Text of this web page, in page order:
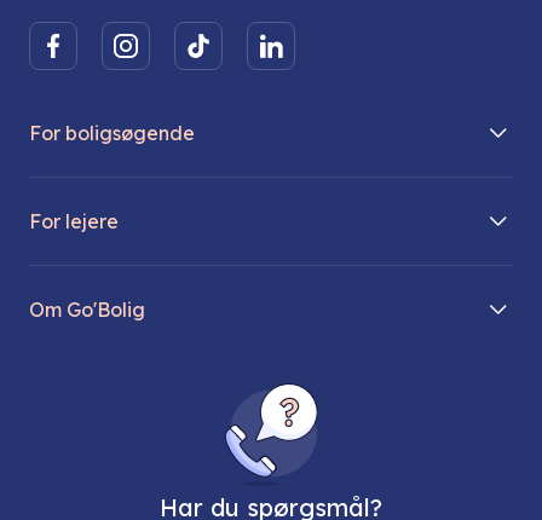
For boligsøgende
For lejere
Om Go'Bolig
Har du spørgsmål?